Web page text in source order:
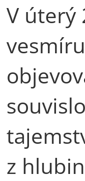
V úterý
z